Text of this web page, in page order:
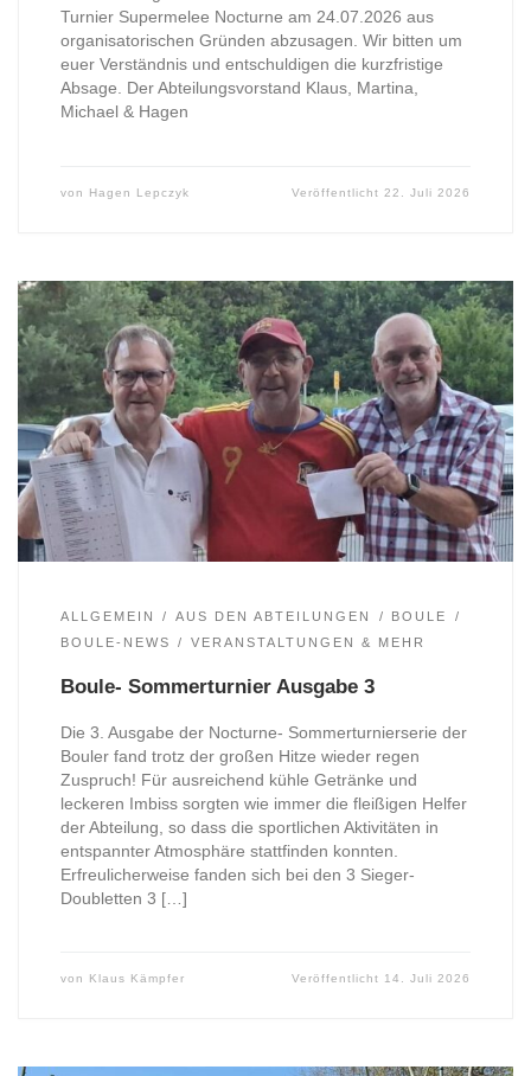
Turnier Supermelee Nocturne am 24.07.2026 aus
organisatorischen Gründen abzusagen. Wir bitten um
euer Verständnis und entschuldigen die kurzfristige
Absage. Der Abteilungsvorstand Klaus, Martina,
Michael & Hagen
von Hagen Lepczyk Veröffentlicht22. Juli 2026
ALLGEMEIN AUS DEN ABTEILUNGEN
BOULE
BOULE-NEWS
VERANSTALTUNGEN & MEHR
Boule- Sommerturnier Ausgabe 3
Die 3. Ausgabe der Nocturne- Sommerturnierserie der
Bouler fand trotz der großen Hitze wieder regen
Zuspruch! Für ausreichend kühle Getränke und
leckeren Imbiss sorgten wie immer die fleißigen Helfer
der Abteilung, so dass die sportlichen Aktivitäten in
entspannter Atmosphäre stattfinden konnten.
Erfreulicherweise fanden sich bei den 3 Sieger-
Doubletten 3 […]
von Klaus Kämpfer Veröffentlicht 14. Juli 2026